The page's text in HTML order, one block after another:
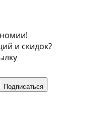
и скидок?
Подписаться